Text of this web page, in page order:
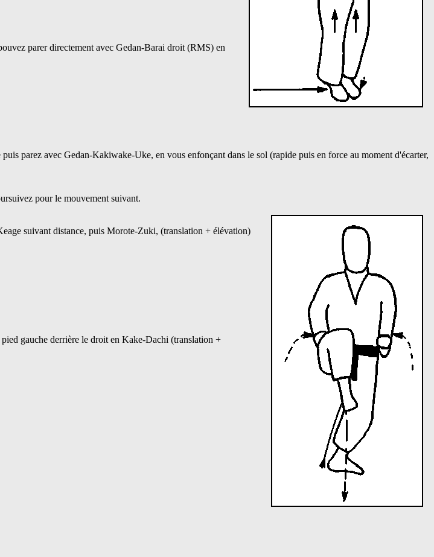
parer directement avec Gedan-Barai droit (RMS) en
parez avec Gedan-Kakiwake-Uke, en vous enfonçant dans le sol (rapide puis en force au moment d'écarter,
pour le mouvement suivant.
suivant distance, puis Morote-Zuki, (translation + élévation)
gauche derrière le droit en Kake-Dachi (translation +